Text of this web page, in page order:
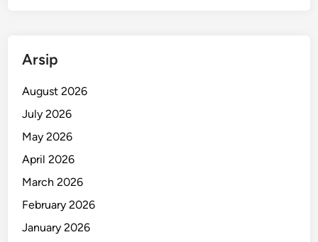
B
r
s
i
e
r
Arsip
August 2026
July 2026
May 2026
April 2026
March 2026
February 2026
January 2026